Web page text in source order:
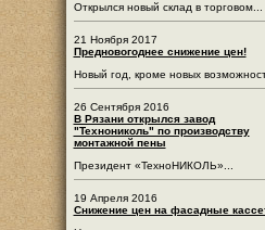
Открылся новый склад в торговом...
21 Ноября 2017
Предновогоднее снижение цен!
Новый год, кроме новых
26 Сентября 2016
В Рязани открылся завод
"Технониколь" по производству
монтажной пены
Президент «ТехноНИКОЛЬ»...
19 Апреля 2016
Снижение цен на фасадные